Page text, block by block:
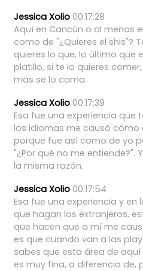
Jessica Xolio 00:17:28
Aquí en Cancún o al menos
como de "¿Quieres el shis"?
quieres lo que, lo último que
platillo, si te lo quieres comer,
más se lo coma.
Jessica Xolio 00:17:39
Esa fue una experiencia que
los idiomas me causó cómo
porque fue así como de yo
"¿Por qué no me entiende?". Y
la misma razón.
Jessica Xolio 00:17:54
Esa fue una experiencia y en
que hagan los extranjeros,
que hacen que a mí me
es que cuando van a las
sabes que esta área de aquí
es muy fina, a diferencia de,